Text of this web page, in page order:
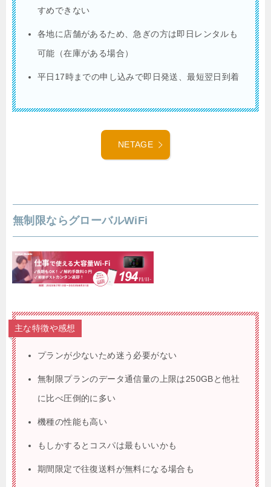
すめできない
各地に店舗があるため、急ぎの方は即日レンタルも
可能（在庫がある場合）
平日17時までの申し込みで即日発送、最短翌日到着
NETAGE
無制限ならグローバルWiFi
主な特徴や感想
プランが少ないため迷う必要がない
無制限プランのデータ通信量の上限は250GBと他社
に比べ圧倒的に多い
機種の性能も高い
もしかするとコスパは最もいいかも
期間限定で往復送料が無料になる場合も